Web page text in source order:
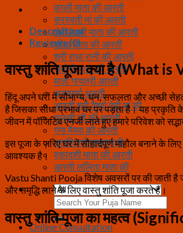
काली माता की आरती
सरस्वती मां की आरती
श्री लक्ष्मी माता की आरती
सीता माता की आरती
श्री राधा रानी की आरती
संतोषी माता की आरती
माता गायत्री आरती
अन्नपूर्णा आरती
आरती श्री वैष्णो देवी मां की
तुलसी जी की आरती
गंगा मैय्या की आरती
आरति श्रीरामायनजी
एकादशी माता की आरती
आरती ललिता माता की
Search
for:
Online Consultation
Description
Reviews (0)
वास्तु शांति पूजा क्या है (What
हिंदू अपने घरों में सौभाग्य, धन, सफलता और अच्छी
है जिसका सीधा प्रभाव घर पर पड़ता है। यह प्रकृति
जीवन में पॉजिटिव एनर्जी लाते हुए हमारे परिवेश को
इस पूजा के ज़रिए घर में सौहार्दपूर्ण माहौल बनाने के
आवश्यक है।
Vastu Shanti Pooja विशेष अवसरों पर की जाती है
और समृद्धि लाने के लिए वास्तु शांति पूजा करते हैं।
वास्तु शांति पूजा का महत्व